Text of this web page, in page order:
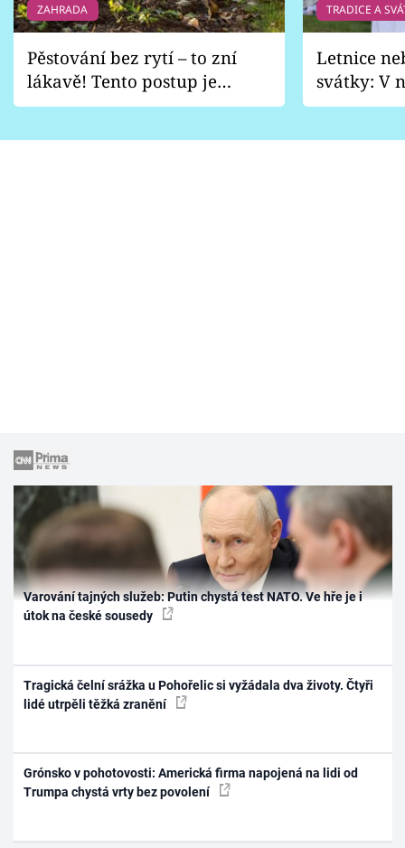
ZAHRADA
Pěstování bez rytí – to zní
lákavě! Tento postup je
vhodný jen pro některé
TRADICE A
Letnice
svátky: V
pondělí
Varování tajných služeb: Putin chystá test NATO. Ve hře je i
útok na české sousedy
Tragická čelní srážka u Pohořelic si vyžádala dva životy. Čtyři
lidé utrpěli těžká zranění
Grónsko v pohotovosti: Americká firma napojená na lidi od
Trumpa chystá vrty bez povolení